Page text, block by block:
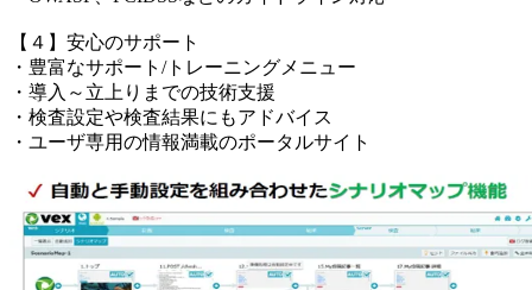
【４】安心のサポート
・豊富なサポート/トレーニングメニュー
・導入～立上りまでの技術支援
・検査設定や検査結果にもアドバイス
・ユーザ専用の情報満載のポータルサイト